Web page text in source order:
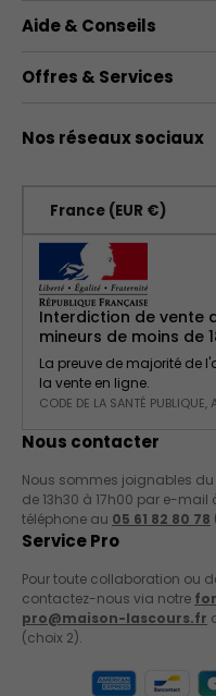
Aide & Conseils
Offres & Services
Nos réseaux sociaux
France (EUR €)
Interdiction de vente
mineurs de moins de
La preuve de majorité de
la vente en ligne.
CODE DE LA SANTÉ
Nous contacter
Nous sommes joignables
de 13h30 à 17h00 par e-mail
téléphone au 05 61 82 80 78
Service Pro
Pour toute collaboration ou
contactez-nous via notre
pro@maison-lascours.fr
(choix 2).
Moyens de